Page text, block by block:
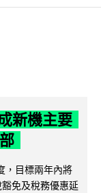
新機主要
，目標兩年內將
免及稅務優惠延